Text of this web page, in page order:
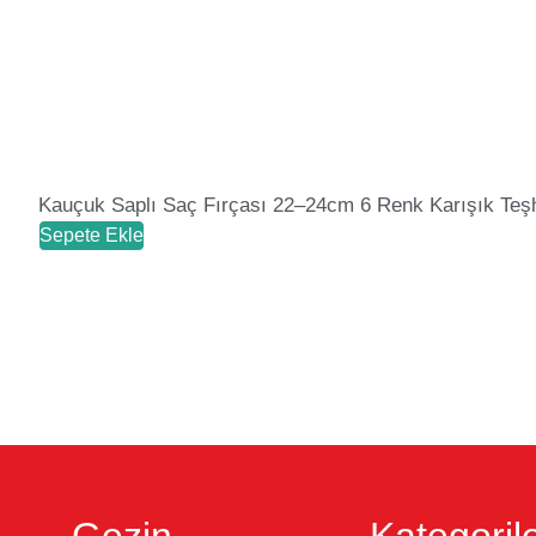
Kauçuk Saplı Saç Fırçası 22–24cm 6 Renk Karışık
Sepete Ekle